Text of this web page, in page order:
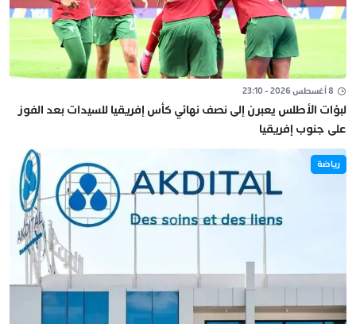
8 أغسطس 2026 - 23:10
لبؤات الأطلس يعبرن إلى نصف نهائي كأس إفريقيا للسيدات بعد الفوز
على جنوب إفريقيا
رياضة